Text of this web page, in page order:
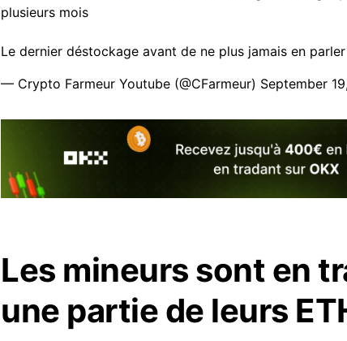
plusieurs mois
Le dernier déstockage avant de ne plus jamais en
— Crypto Farmeur Youtube (@CFarmeur) September
Les mineurs sont en
une partie de leurs